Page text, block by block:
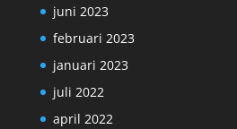
juni 2023
februari 2023
januari 2023
juli 2022
april 2022